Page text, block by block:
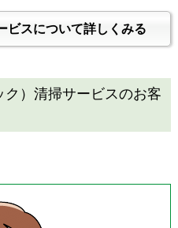
ビスについて詳しくみる
）清掃サービスのお客